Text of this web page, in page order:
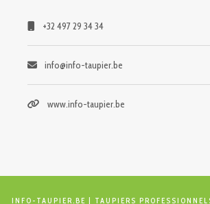
+32 497 29 34 34
info@info-taupier.be
www.info-taupier.be
INFO-TAUPIER.BE | TAUPIERS